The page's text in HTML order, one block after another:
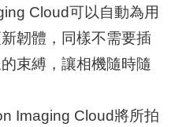
Cloud可以自動為用
韌體，同樣不需要插
束縛，讓相機隨時隨
Imaging Cloud將所拍